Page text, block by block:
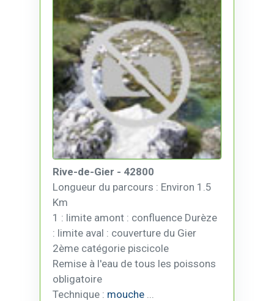
Rive-de-Gier - 42800
Longueur du parcours : Environ 1.5
Km
1 : limite amont : confluence Durèze
: limite aval : couverture du Gier
2ème catégorie piscicole
Remise à l'eau de tous les poissons
obligatoire
Technique : mouche